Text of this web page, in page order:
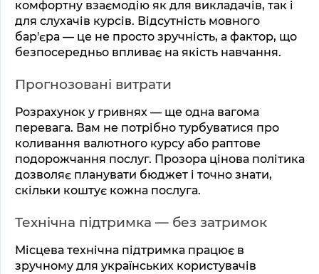
комфортну взаємодію як для викладачів, так і
для слухачів курсів. Відсутність мовного
бар'єра — це не просто зручність, а фактор, що
безпосередньо впливає на якість навчання.
Прогнозовані витрати
Розрахунок у гривнях — ще одна вагома
перевага. Вам не потрібно турбуватися про
коливання валютного курсу або раптове
подорожчання послуг. Прозора цінова політика
дозволяє планувати бюджет і точно знати,
скільки коштує кожна послуга.
Технічна підтримка — без затримок
Місцева технічна підтримка працює в
зручному для українських користувачів